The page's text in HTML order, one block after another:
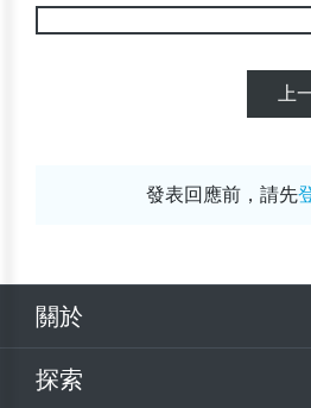
上
發表回應前，請先
關於
探索